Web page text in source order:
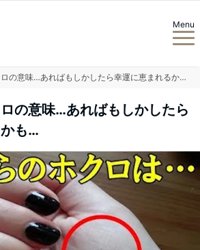
Menu
手のひらのホクロの意味…あればもしかしたら幸運に恵まれるかも…
の意味…あればもしかしたら
も…